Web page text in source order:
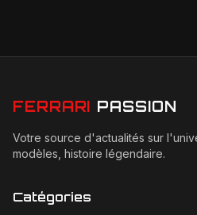
FERRARI PASSION
Votre source d'actualités sur
modèles, histoire légendaire.
Catégories